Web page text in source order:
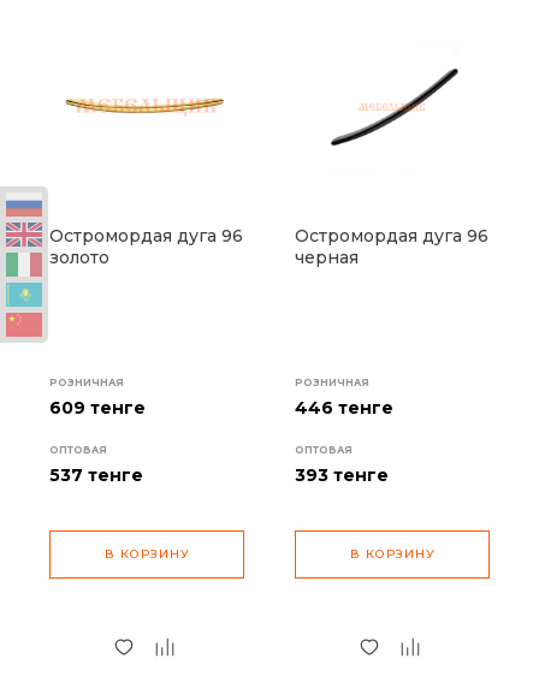
Остромордая дуга 96
золото
РОЗНИЧНАЯ
609 тенге
ОПТОВАЯ
537 тенге
В КОРЗИНУ
Остромордая дуга 96
черная
РОЗНИЧНАЯ
446 тенге
ОПТОВАЯ
393 тенге
В КОРЗИНУ